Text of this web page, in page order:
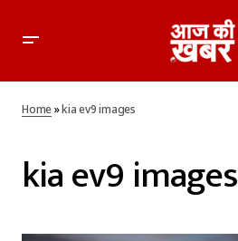
Home»kia ev9 images
kia ev9 images